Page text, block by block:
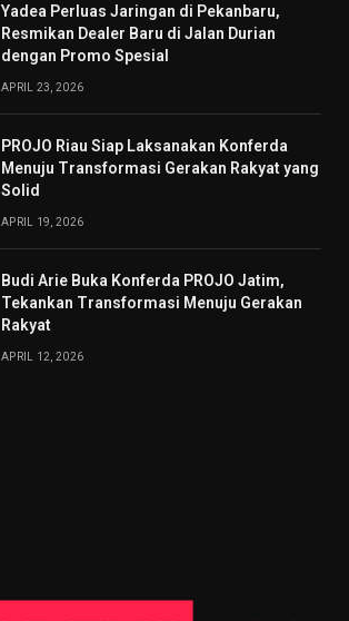
Yadea Perluas Jaringan di Pekanbaru,
Resmikan Dealer Baru di Jalan Durian
dengan Promo Spesial
APRIL 23, 2026
PROJO Riau Siap Laksanakan Konferda
Menuju Transformasi Gerakan Rakyat yang
Solid
APRIL 19, 2026
Budi Arie Buka Konferda PROJO Jatim,
Tekankan Transformasi Menuju Gerakan
Rakyat
APRIL 12, 2026